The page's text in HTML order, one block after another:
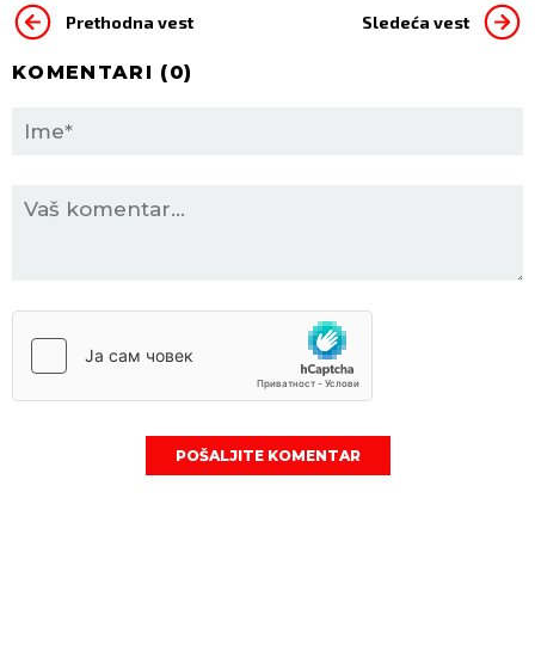
Prethodna vest Sledeća vest
KOMENTARI (0)
POŠALJITE KOMENTAR